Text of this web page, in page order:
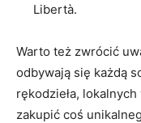
Libertà.
Warto też zwrócić
‍odbywają się⁣ każdą
rękodzieła,
zakupić coś